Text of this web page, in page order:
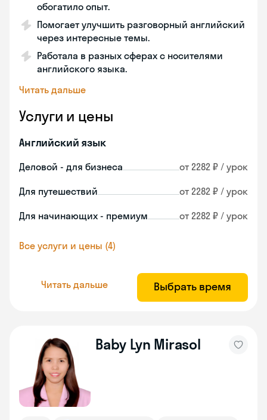
обогатило опыт.
Помогает улучшить разговорный английский
через интересные темы.
Работала в разных сферах с носителями
английского языка.
Читать дальше
Услуги и цены
Английский язык
Деловой - для бизнеса от 2282 ₽ / урок
Для путешествий от 2282 ₽ / урок
Для начинающих - премиум от 2282 ₽ / урок
Все услуги и цены (4)
Читать дальше Выбрать время
Baby Lyn Mirasol